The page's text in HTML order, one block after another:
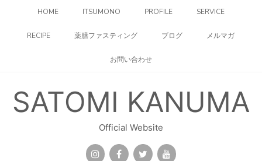
HOME ITSUMONO PROFILE SERVICE
RECIPE 薬膳ファスティング ブログ メルマガ
お問い合わせ
SATOMI KANUMA
Official Website